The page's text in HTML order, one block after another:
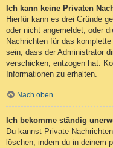
Ich kann keine Privaten
Hierfür kann es drei Gründe
oder nicht angemeldet, oder
Nachrichten für das
sein, dass der Administrator
verschicken, entzogen hat.
Informationen zu erhalten.
Nach oben
Ich bekomme ständig
Du kannst Private
löschen, indem du in deinem